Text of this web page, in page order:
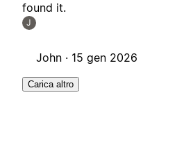
found it.
J
John · 15 gen 2026
Carica altro